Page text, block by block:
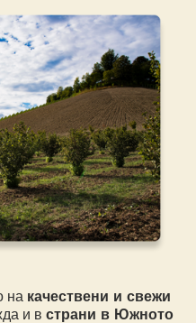
на качествени и свежи
и в страни в Южното